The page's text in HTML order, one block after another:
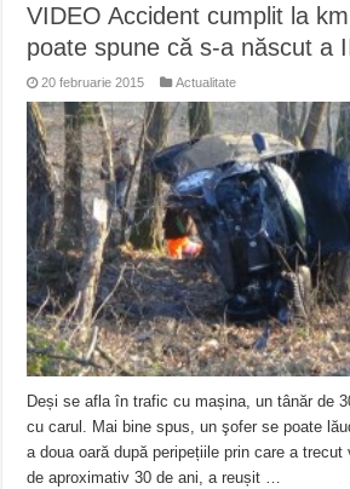
VIDEO Accident cumplit la
poate spune că s-a născut a
20 februarie 2015 Actualitate
Deși se afla în trafic cu mașina, un tânăr de
cu carul. Mai bine spus, un şofer se poate
a doua oară după peripețiile prin care a
de aproximativ 30 de ani, a reușit …